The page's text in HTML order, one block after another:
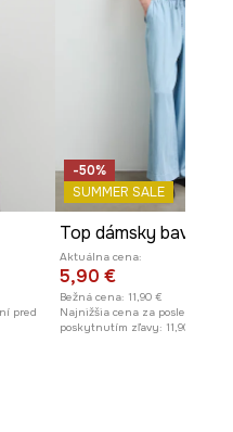
181 cm a má
S
produktu
pred
-50%
SUMMER SALE
Aktuálna cena:
5,90 €
Bežná cena: 11,90 €
Najnižšia cena za posledných
poskytnutím zľavy: 11,90 €